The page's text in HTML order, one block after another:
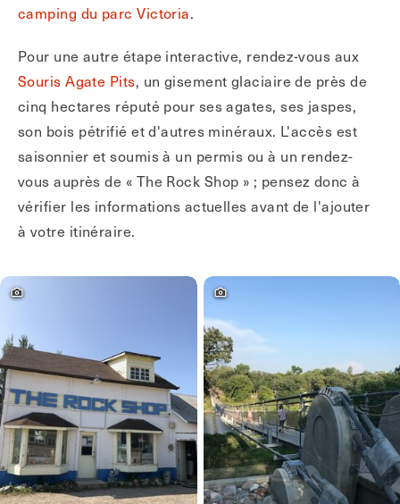
camping du parc Victoria.
Pour une autre étape interactive, rendez-vous aux
Souris Agate Pits, un gisement glaciaire de près de
cinq hectares réputé pour ses agates, ses jaspes,
son bois pétrifié et d'autres minéraux. L'accès est
saisonnier et soumis à un permis ou à un rendez-
vous auprès de « The Rock Shop » ; pensez donc à
vérifier les informations actuelles avant de l'ajouter
à votre itinéraire.